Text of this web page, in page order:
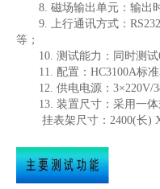
8. 磁场输出单元：输出
9. 上行通讯方式：
等；
10. 测试能力：同时测
11. 配置：HC3100A标准
12. 供电电源：3×220V/
13. 装置尺寸：采用一体
挂表架尺寸： 2400(长)